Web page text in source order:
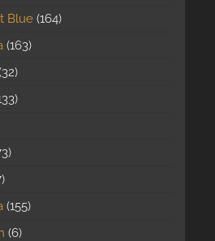
Blue 164
163
32
155
6